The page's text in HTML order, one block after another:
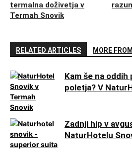
termalna doživetja v
Termah Snovik
RELATED ARTICLES MORE
Kam še na
poletja? V
Zadnji hip v
NaturHotelu